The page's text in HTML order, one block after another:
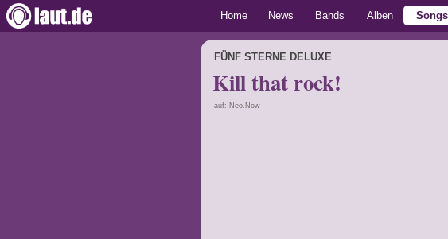
Home News Bands Alben Songs
FÜNF STERNE DELUXE
Kill that rock!
auf: Neo.Now